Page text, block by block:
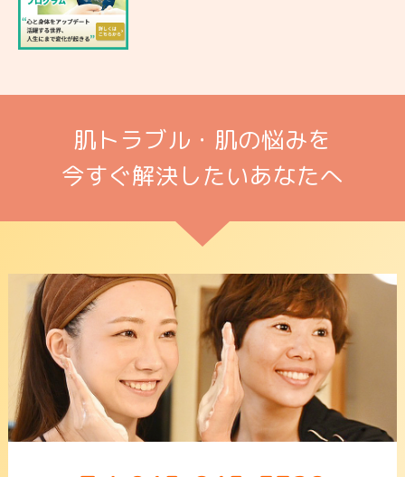
肌トラブル・肌の悩みを
今すぐ解決したいあなたへ